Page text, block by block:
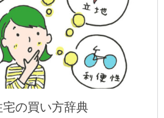
宅の買い方辞典